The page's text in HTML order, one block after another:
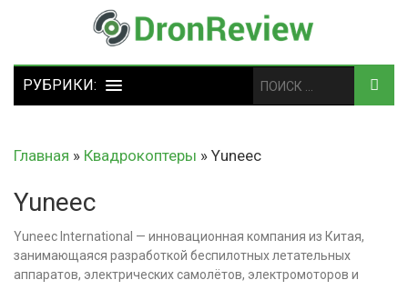
Главная » Квадрокоптеры » Yuneec
Yuneec
Yuneec International — инновационная компания из Китая,
занимающаяся разработкой беспилотных летательных
аппаратов, электрических самолётов, электромоторов и